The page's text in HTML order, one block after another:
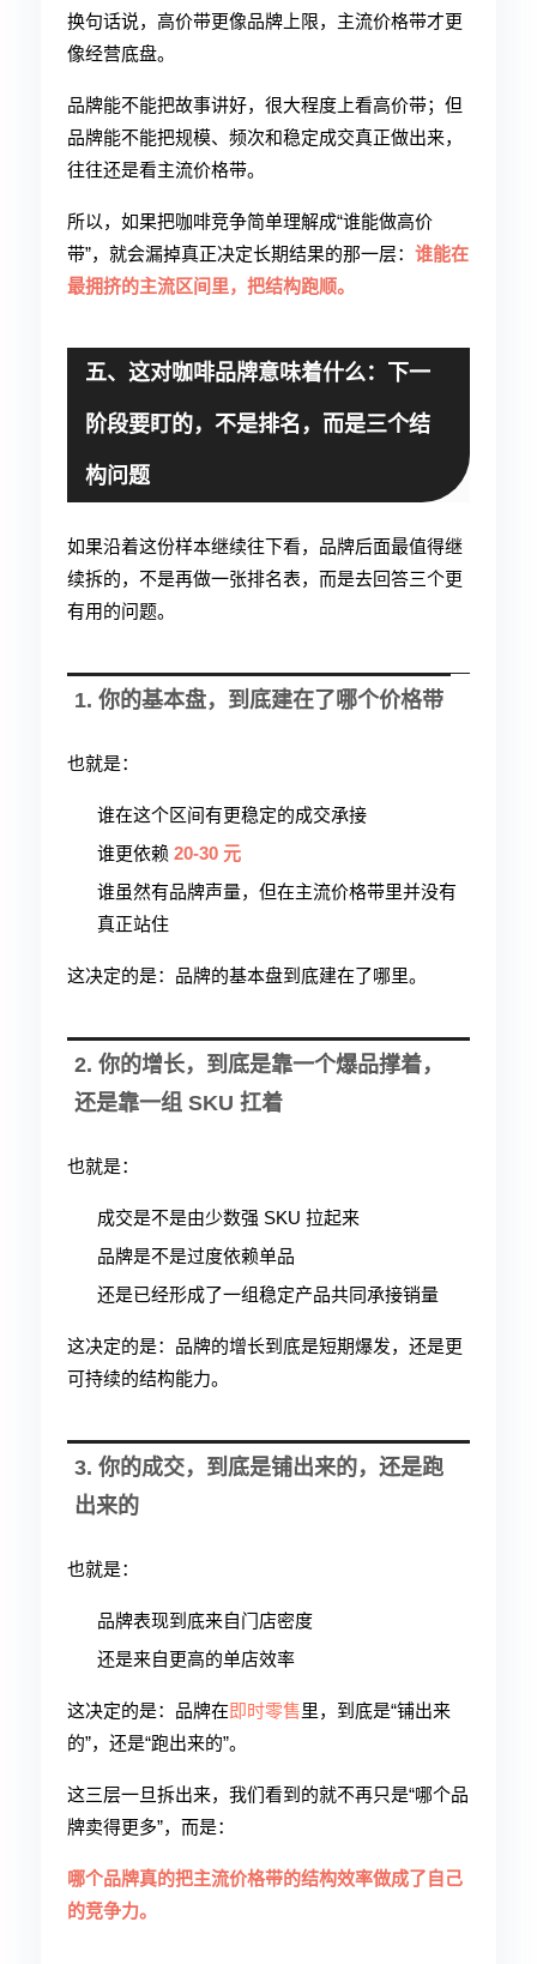
换句话说，高价带更像品牌上限，主流价格带才更
像经营底盘。
品牌能不能把故事讲好，很大程度上看高价带；但
品牌能不能把规模、频次和稳定成交真正做出来，
往往还是看主流价格带。
所以，如果把咖啡竞争简单理解成“谁能做高价
带”，就会漏掉真正决定长期结果的那一层： 谁能在
最拥挤的主流区间里，把结构跑顺。
五、这对咖啡品牌意味着什么：下一
阶段要盯的，不是排名，而是三个结
构问题
如果沿着这份样本继续往下看，品牌后面最值得继
续拆的，不是再做一张排名表，而是去回答三个更
有用的问题。
1. 你的基本盘，到底建在了哪个价格带
也就是：
谁在这个区间有更稳定的成交承接
谁更依赖 20-30 元
谁虽然有品牌声量，但在主流价格带里并没有
真正站住
这决定的是：品牌的基本盘到底建在了哪里。
2. 你的增长，到底是靠一个爆品撑着，
还是靠一组 SKU 扛着
也就是：
成交是不是由少数强 SKU 拉起来
品牌是不是过度依赖单品
还是已经形成了一组稳定产品共同承接销量
这决定的是：品牌的增长到底是短期爆发，还是更
可持续的结构能力。
3. 你的成交，到底是铺出来的，还是跑
出来的
也就是：
品牌表现到底来自门店密度
还是来自更高的单店效率
这决定的是：品牌在即时零售里，到底是“铺出来
的”，还是“跑出来的”。
这三层一旦拆出来，我们看到的就不再只是“哪个品
牌卖得更多”，而是：
哪个品牌真的把主流价格带的结构效率做成了自己
的竞争力。